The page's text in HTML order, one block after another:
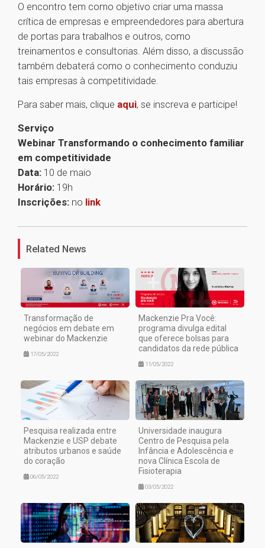
O encontro tem como objetivo criar uma massa
crítica de empresas e empreendedores para abertura
de portas para trabalhos e outros, como
treinamentos e consultorias. Além disso, a discussão
também debaterá como o conhecimento conduziu
tais empresas à competitividade.
Para saber mais, clique aqui, se inscreva e participe!
Serviço
Webinar Transformando o conhecimento familiar
em competitividade
Data: 10 de maio
Horário: 19h
Inscrições: no link
Related News
Transformação de
negócios em debate em
webinar do Mackenzie
17/05/2022
Mackenzie Pra Você:
programa divulga edital
que oferece bolsas para
candidatos da rede pública
11/05/2022
Pesquisa realizada entre
Mackenzie e USP debate
atributos urbanos e saúde
do coração
06/05/2022
Universidade inaugura
Centro de Pesquisa pela
Infância e Adolescência e
nova Clínica Escola de
Fisioterapia
03/05/2022